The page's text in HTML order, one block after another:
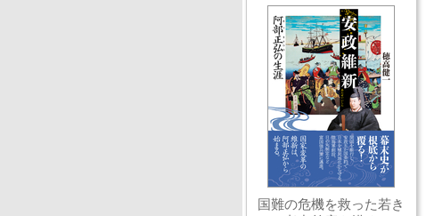
国難の危機を救った若き